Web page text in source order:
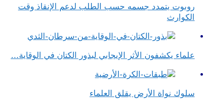
روبوت يتمدد جسمه حسب الطلب لدعم الإنقاذ وقت
الكوارث
علماء يكشفون الأثر الإيجابي لبذور الكتان في الوقاية…
سلوك نواة الأرض يقلق العلماء